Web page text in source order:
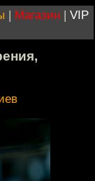
| Магазин | VIP